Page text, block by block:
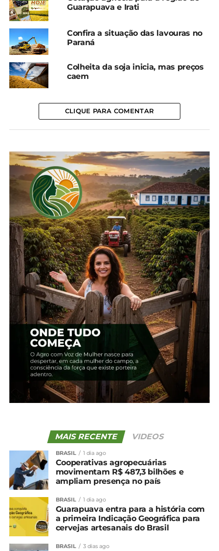
TÓPICOS RELACIONADOS: AGRICULTURA
GUARAPUAVA
UP NEXT
Produtores de Guarapuava têm paixão pelo
queijo artesanal
NÃO PERCA
COLUNA JURÍDICA – A garantia da inocência
pela prova ilícita
Guarapuava e Irati
Confira a situação das lavouras no
Paraná
Colheita da soja inicia, mas preços
caem
CLIQUE PARA COMENTAR
MAIS RECENTE VIDEOS
BRASIL 1 dia ago
Cooperativas agropecuárias
movimentam R$ 487,3 bilhões e
ampliam presença no país
BRASIL 1 dia ago
Guarapuava entra para a história com
a primeira Indicação Geográfica para
cervejas artesanais do Brasil
BRASIL 3 dias ago